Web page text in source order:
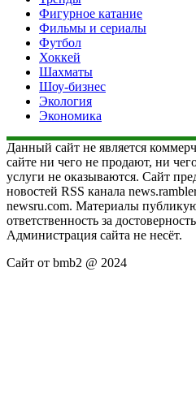
Фигурное катание
Фильмы и сериалы
Футбол
Хоккей
Шахматы
Шоу-бизнес
Экология
Экономика
Данный сайт не является
сайте ни чего не продают, ни
услуги не оказываются. Сайт
новостей RSS канала
newsru.com. Материалы
ответственность за
Администрация сайта не несёт.
Сайт от bmb2 @ 2024